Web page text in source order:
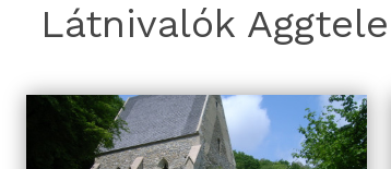
Látnivalók